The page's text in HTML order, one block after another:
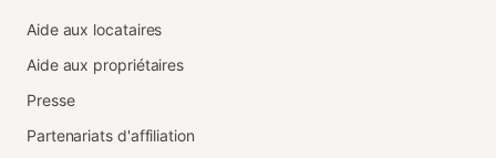
Aide aux locataires
Aide aux propriétaires
Presse
Partenariats d'affiliation